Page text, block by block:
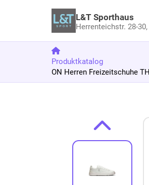
L&T Sporthaus
Herrenteichstr. 28-30,
Produktkatalog
ON Herren Freizeitschuhe
Zur Produktbeschreibung springen